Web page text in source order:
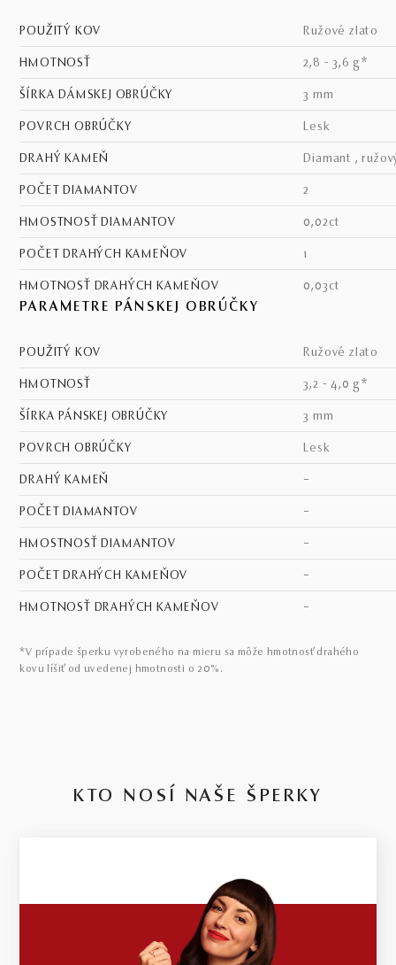
POUŽITÝ KOV ružové zlato
HMOTNOSŤ 2,8 - 3,6 g*
ŠÍRKA DÁMSKEJ OBRÚČKY 3 mm
POVRCH OBRÚČKY lesk
DRAHÝ KAMEŇ diamant ,
POČET DIAMANTOV 2
HMOSTNOSŤ DIAMANTOV 0,02ct
POČET DRAHÝCH KAMEŇOV 1
HMOTNOSŤ DRAHÝCH KAMEŇOV 0,03ct
PARAMETRE PÁNSKEJ OBRÚČKY
POUŽITÝ KOV ružové zlato
HMOTNOSŤ 3,2 - 4,0 g*
ŠÍRKA PÁNSKEJ OBRÚČKY 3 mm
POVRCH OBRÚČKY lesk
DRAHÝ KAMEŇ –
POČET DIAMANTOV –
HMOSTNOSŤ DIAMANTOV –
POČET DRAHÝCH KAMEŇOV –
HMOTNOSŤ DRAHÝCH KAMEŇOV –
*V prípade šperku vyrobeného na mieru sa môže hmotnosť drahého
kovu líšiť od uvedenej hmotnosti o 20%.
KTO NOSÍ NAŠE ŠPERKY